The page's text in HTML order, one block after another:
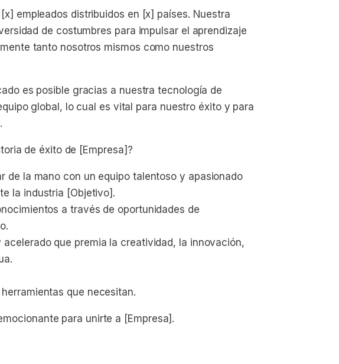
empleados distribuidos en [x] países. Nuestra
de costumbres para impulsar el aprendizaje
tanto nosotros mismos como nuestros
es posible gracias a nuestra tecnología de
global, lo cual es vital para nuestro éxito y para
de éxito de [Empresa]?
de la mano con un equipo talentoso y apasionado
la industria [Objetivo].
a través de oportunidades de
que premia la creatividad, la innovación,
que necesitan.
para unirte a [Empresa].